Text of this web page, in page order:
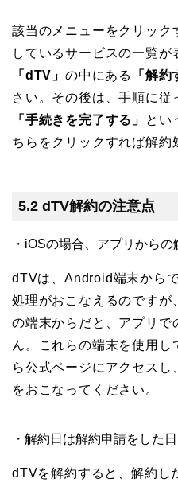
該当のメニューをクリック
しているサービスの一覧が
「dTV」 の中にある 「解約
さい。その後は、手順に従
「手続きを完了する」
とい
ちらをクリックすれば解約
5.2 dTV解約の注意点
・iOSの場合、アプリから
dTVは、Android端末から
処理がおこなえるのです
の端末からだと、アプリで
ん。これらの端末を使用
ら公式ページにアクセスし
をおこなってください。
・解約日は解約申請をした
dTVを解約すると、解約し